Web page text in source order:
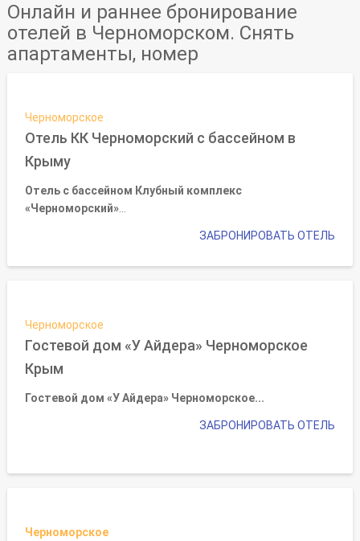
Онлайн и раннее бронирование
отелей в Черноморском. Снять
апартаменты, номер
Черноморское
Отель КК Черноморский с бассейном в
Крыму
Отель с бассейном Клубный комплекс
«Черноморский»
ЗАБРОНИРОВАТЬ ОТЕЛЬ
Черноморское
Гостевой дом «У Айдера» Черноморское
Крым
Гостевой дом «У Айдера» Черноморское...
ЗАБРОНИРОВАТЬ ОТЕЛЬ
Черноморское